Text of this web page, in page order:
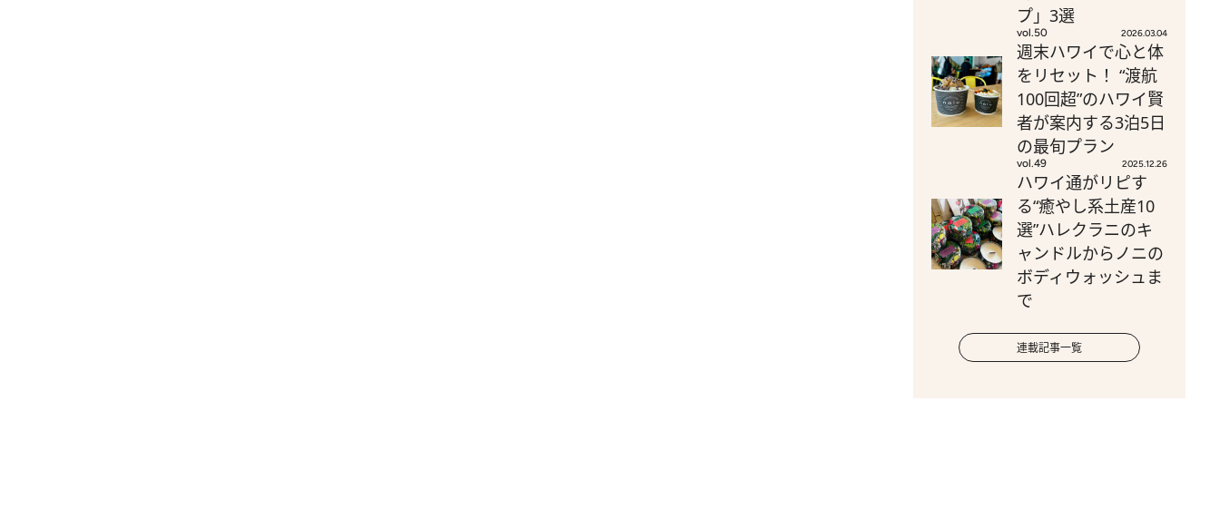
プ」3選
vol.50 2026.03.04
週末ハワイで心と体
をリセット！ “渡航
100回超”のハワイ賢
者が案内する3泊5日
の最旬プラン
vol.49 2025.12.26
ハワイ通がリピす
る“癒やし系土産10
選”ハレクラニのキ
ャンドルからノニの
ボディウォッシュま
で
連載記事一覧